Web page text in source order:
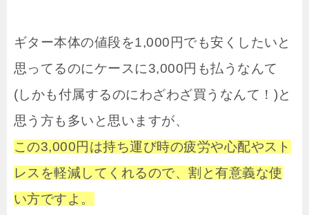
ギター本体の値段を1,000円でも安くしたいと
思ってるのにケースに3,000円も払うなんて
(しかも付属するのにわざわざ買うなんて！)と
思う方も多いと思いますが、
この3,000円は持ち運び時の疲労や心配やスト
レスを軽減してくれるので、割と有意義な使
い方ですよ。